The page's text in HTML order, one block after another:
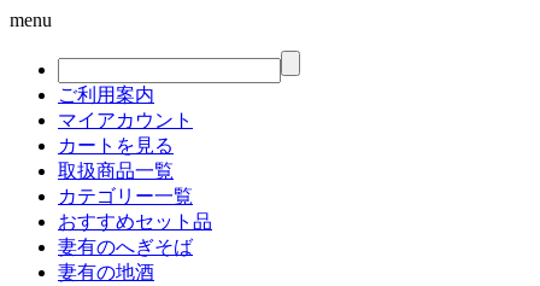
menu
ご利用案内
マイアカウント
カートを見る
取扱商品一覧
カテゴリー一覧
おすすめセット品
妻有のへぎそば
妻有の地酒